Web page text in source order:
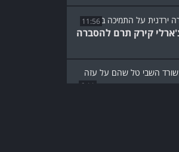
11:56
קירק תרם להסברה
6:11